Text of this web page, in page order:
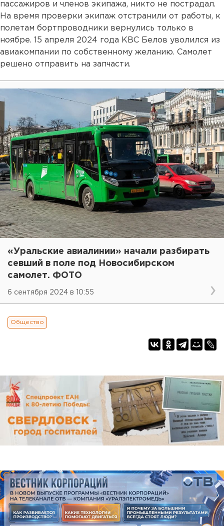
пассажиров и членов экипажа, никто не пострадал.
На время проверки экипаж отстранили от работы, к
полетам бортпроводники вернулись только в
ноябре. 15 апреля 2024 года КВС Белов уволился из
авиакомпании по собственному желанию. Самолет
решено отправить на запчасти.
«Уральские авиалинии» начали разбирать
севший в поле под Новосибирском
самолет. ФОТО
6 сентября 2024 в 10:55
Общество